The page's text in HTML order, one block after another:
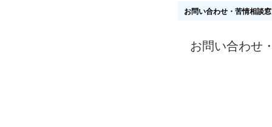
お問い合わせ・苦情相談
お問い合わせ